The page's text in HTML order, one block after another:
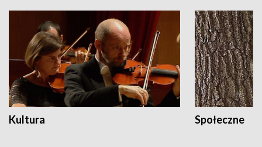
Kultura Społeczne